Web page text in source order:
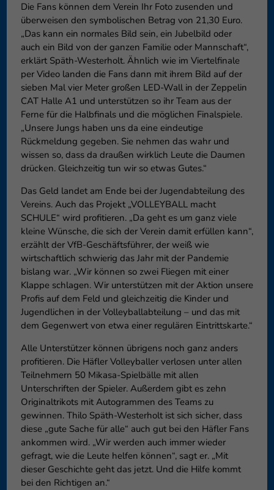
Die Fans können dem Verein Ihr Foto zusenden und
überweisen den symbolischen Betrag von 21,30 Euro.
„Das kann ein normales Bild sein, ein Jubelbild oder
auch ein Bild von der ganzen Familie oder Mannschaft“,
erklärt Späth-Westerholt. Ähnlich wie im Viertelfinale
per Video landen die Fans dann mit ihrem Bild auf der
sieben Mal vier Meter großen LED-Wall in der Zeppelin
CAT Halle A1 und unterstützen so ihr Team aus der
Ferne für die Halbfinals und die möglichen Finalspiele.
„Unsere Jungs haben uns da eine eindeutige
Rückmeldung gegeben. Sie nehmen das wahr und
wissen so, dass da draußen wirklich Leute die Daumen
drücken. Gleichzeitig tun wir so etwas Gutes.“
Das Geld landet am Ende bei der Jugendabteilung des
Vereins. Auch das Projekt „VOLLEYBALL macht
SCHULE“ wird profitieren. „Da geht es um ganz viele
kleine Wünsche, die sich der Verein damit erfüllen kann“,
erzählt der VfB-Geschäftsführer, der weiß wie
wirtschaftlich schwierig das Jahr mit der Pandemie
bislang war. „Wir können so zwei Fliegen mit einer
Klappe schlagen. Wir unterstützen mit der Aktion unsere
Profis auf dem Feld und gleichzeitig die Kinder und
Jugendlichen in der Volleyballabteilung – und das mit
dem Gegenwert von etwa einer regulären Eintrittskarte.“
Alle Unterstützer können übrigens noch ganz anders
profitieren. Die Häfler Volleyballer verlosen unter allen
Teilnehmern 50 Mikasa-Spielbälle mit allen
Unterschriften der Spieler. Außerdem gibt es zehn
Originaltrikots mit Autogrammen des Teams zu
gewinnen. Thilo Späth-Westerholt ist sich sicher, dass
diese „gute Sache für alle“ auch gut bei den Häfler Fans
ankommen wird. „Wir werden auch immer wieder
gefragt, wie die Leute helfen können“, sagt er. „Mit
dieser Geschichte geht das jetzt. Und die Hilfe kommt
bei den Richtigen an.“